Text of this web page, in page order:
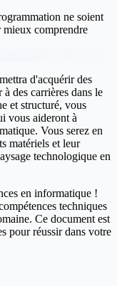
ne soient
mieux comprendre
d'acquérir des
à des carrières dans le
et structuré, vous
vous aideront à
Vous serez en
matériels et leur
technologique en
en informatique !
techniques
Ce document est
pour réussir dans votre